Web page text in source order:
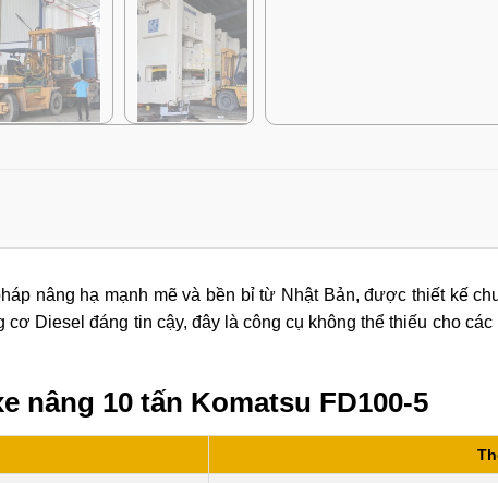
nâng hạ mạnh mẽ và bền bỉ từ Nhật Bản, được thiết kế
Diesel đáng tin cậy, đây là công cụ không thể thiếu cho
nâng 10 tấn Komatsu FD100-5